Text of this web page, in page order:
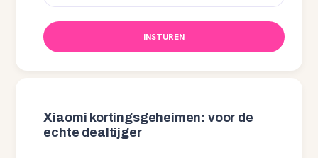
INSTUREN
Xiaomi kortingsgeheimen: voor de
echte dealtijger